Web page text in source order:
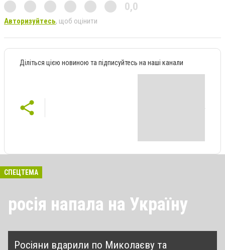
0,0
Авторизуйтесь, щоб оцінити
Діліться цією новиною та підписуйтесь на наші канали
СПЕЦТЕМА
росія напала на Україну
Росіяни вдарили по Миколаєву та